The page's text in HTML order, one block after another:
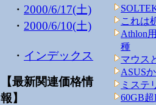
・ 2000/6/17(土)
・ 2000/6/10(土)
・ インデックス
【最新関連価格情
報】
これは
Athlon
種
マウス
ASUS
ミステ
60GB